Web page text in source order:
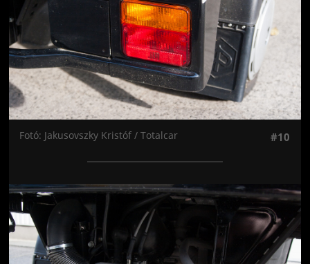
Fotó: Jakusovszky Kristóf / Totalcar #10
Jön még kép!